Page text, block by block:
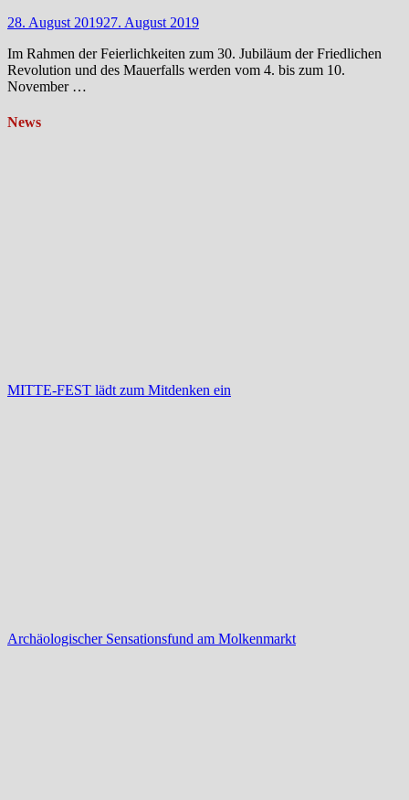
28. August 201927. August 2019
Im Rahmen der Feierlichkeiten zum 30. Jubiläum der Friedlichen
Revolution und des Mauerfalls werden vom 4. bis zum 10.
November …
News
MITTE-FEST lädt zum Mitdenken ein
Archäologischer Sensationsfund am Molkenmarkt